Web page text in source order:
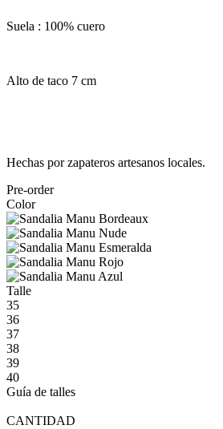
Suela : 100% cuero
Alto de taco 7 cm
Hechas por zapateros artesanos locales.
Pre-order
Color
Talle
35
36
37
38
39
40
Guía de talles
CANTIDAD